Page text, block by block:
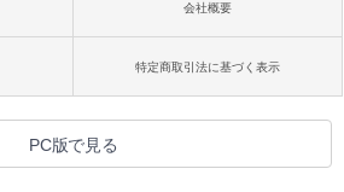
会社概要
特定商取引法に基づく表示
PC版で見る